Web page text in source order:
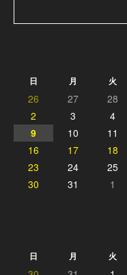
日 月 火
26 27 28
2
3 4
9
10 11
16
17 18
23
24 25
30
31 1
日 月 火